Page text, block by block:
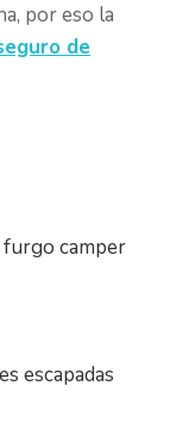
por eso la
de
camper
escapadas